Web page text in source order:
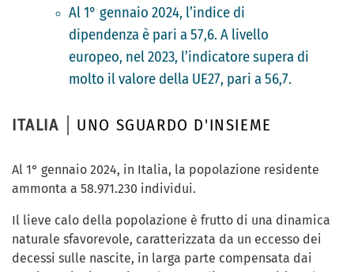
Al 1° gennaio 2024, l’indice di
dipendenza è pari a 57,6. A livello
europeo, nel 2023, l’indicatore supera di
molto il valore della UE27, pari a 56,7.
ITALIA UNO SGUARDO D'INSIEME
Al 1° gennaio 2024, in Italia, la popolazione residente
ammonta a 58.971.230 individui.
Il lieve calo della popolazione è frutto di una dinamica
naturale sfavorevole, caratterizzata da un eccesso dei
decessi sulle nascite, in larga parte compensata dai